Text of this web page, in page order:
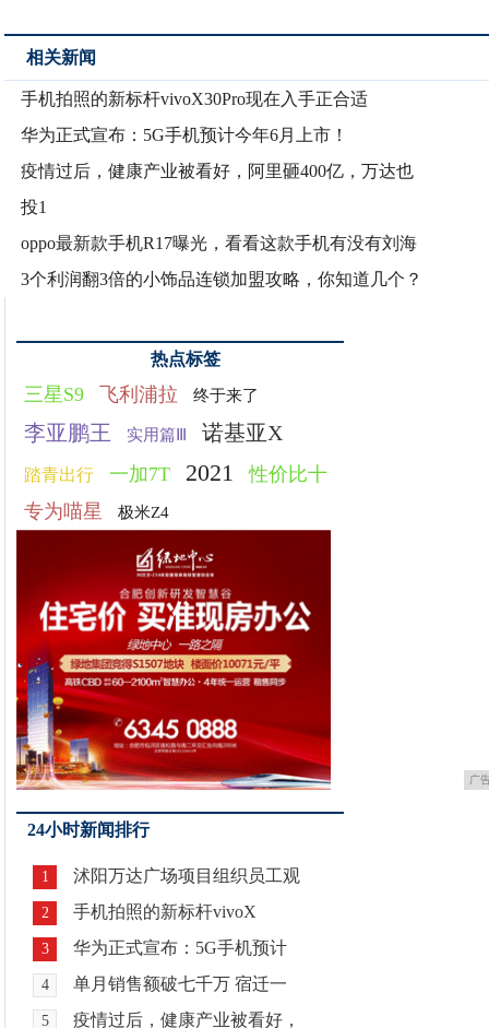
相关新闻
手机拍照的新标杆vivoX30Pro现在入手正合适
华为正式宣布：5G手机预计今年6月上市！
疫情过后，健康产业被看好，阿里砸400亿，万达也
投1
oppo最新款手机R17曝光，看看这款手机有没有刘海
3个利润翻3倍的小饰品连锁加盟攻略，你知道几个？
热点标签
三星S9 飞利浦拉 终于来了
李亚鹏王 实用篇Ⅲ 诺基亚X
踏青出行 一加7T 2021
性价比十
专为喵星
极米Z4
广
24小时新闻排行
1 沭阳万达广场项目组织员工观
2 手机拍照的新标杆vivoX
3 华为正式宣布：5G手机预计
4 单月销售额破七千万 宿迁一
5 疫情过后，健康产业被看好，